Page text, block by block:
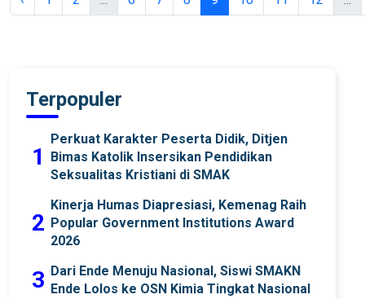
Terpopuler
1
Perkuat Karakter Peserta Didik, Ditjen
Bimas Katolik Insersikan Pendidikan
Seksualitas Kristiani di SMAK
2
Kinerja Humas Diapresiasi, Kemenag Raih
Popular Government Institutions Award
2026
3 Dari Ende Menuju Nasional, Siswi SMAKN
Ende Lolos ke OSN Kimia Tingkat Nasional